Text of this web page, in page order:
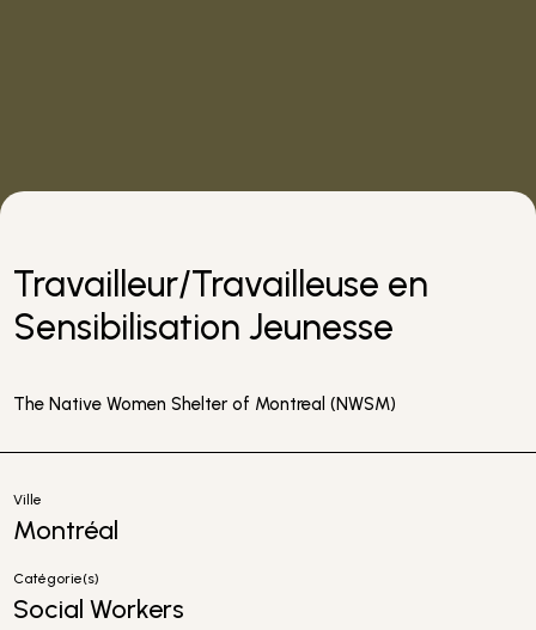
Travailleur/Travailleuse en
Sensibilisation Jeunesse
The Native Women Shelter of Montreal (NWSM)
Ville
Montréal
Catégorie(s)
Social Workers